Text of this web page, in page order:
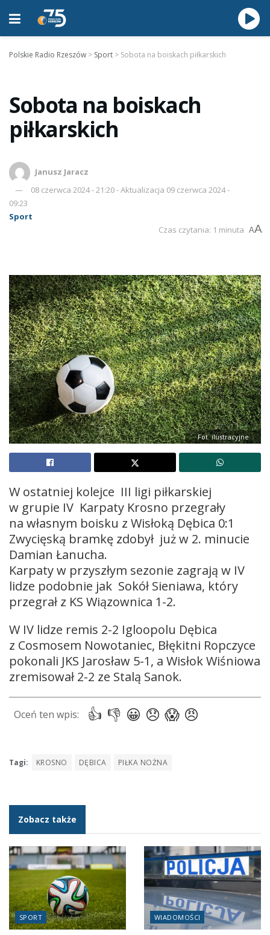
Polskie Radio Rzeszów > Sport > Sobota na boiskach piłkarskich
Sobota na boiskach
piłkarskich
Janusz Jaracz
08 czerwca 2024 - 21:20 - Aktualizacja 09 czerwca 2024 -
09:23
Sport
Czas czytania: 1 minuta AA
Fot. ilustracyjne
W ostatniej kolejce III ligi piłkarskiej
w grupie IV Karpaty Krosno przegrały
na własnym boisku z Wisłoką Dębica 0:1
Zwycięską bramkę zdobył już w 2. minucie
Damian Łanucha.
Karpaty w przyszłym sezonie zagrają w IV
lidze podobnie jak Sokół Sieniawa, który
przegrał z KS Wiązownica 1-2.
W IV lidze remis 2-2 Igloopolu Dębica
z Cosmosem Nowotaniec, Błękitni Ropczyce
pokonali JKS Jarosław 5-1, a Wisłok Wiśniowa
zremisował 2-2 ze Stalą Sanok.
Tagi: KROSNO DĘBICA PIŁKA NOŻNA
Zobacz także
SPORT WIADOMOŚCI